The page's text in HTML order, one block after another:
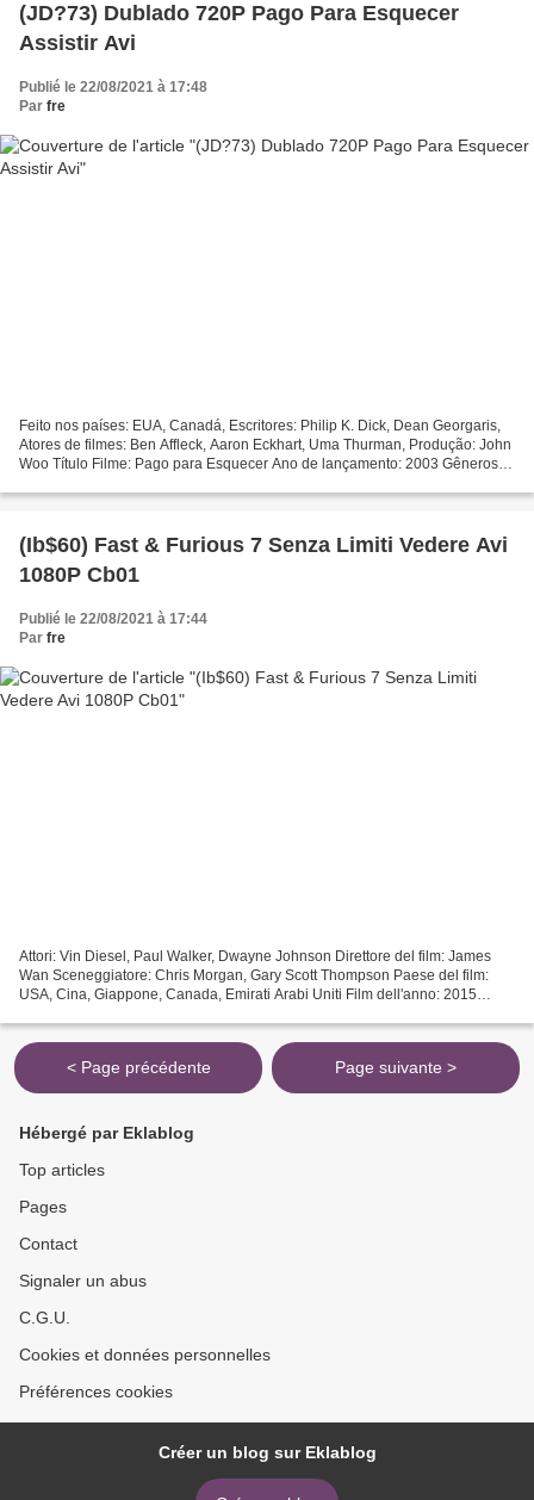
(JD?73) Dublado 720P Pago Para Esquecer
Assistir Avi
Publié le 22/08/2021 à 17:48
Par fre
Feito nos países: EUA, Canadá, Escritores: Philip K. Dick, Dean Georgaris,
Atores de filmes: Ben Affleck, Aaron Eckhart, Uma Thurman, Produção: John
Woo Título Filme: Pago para Esquecer Ano de lançamento: 2003 Gêneros:
(Ib$60) Fast & Furious 7 Senza Limiti Vedere Avi
1080P Cb01
Publié le 22/08/2021 à 17:44
Par fre
Attori: Vin Diesel, Paul Walker, Dwayne Johnson Direttore del film: James
Wan Sceneggiatore: Chris Morgan, Gary Scott Thompson Paese del film:
USA, Cina, Giappone, Canada, Emirati Arabi Uniti Film dell'anno: 2015
< Page précédente Page suivante >
Hébergé par Eklablog
Top articles
Pages
Contact
Signaler un abus
C.G.U.
Cookies et données personnelles
Préférences cookies
Créer un blog sur Eklablog